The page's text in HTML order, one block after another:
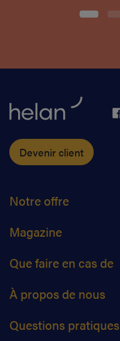
Devenir client
Notre offre
Magazine
Que faire en cas de
À propos de nous
Questions pratiques